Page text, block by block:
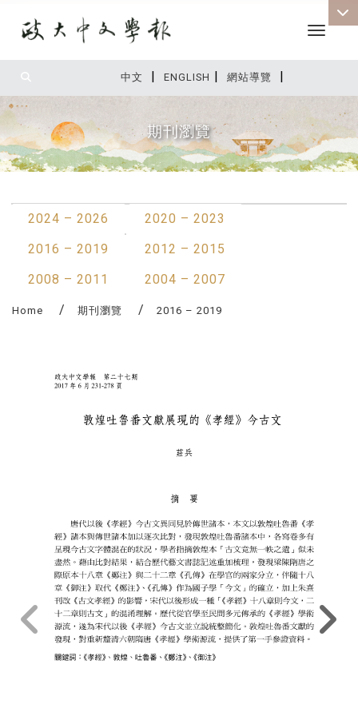
中文 | ENGLISH | 網站導覽 |
Toggle
期刊瀏覽
2024 – 2026
2020 – 2023
2016 – 2019
2012 – 2015
2008 – 2011
2004 – 2007
Home 期刊瀏覽 2016 – 2019